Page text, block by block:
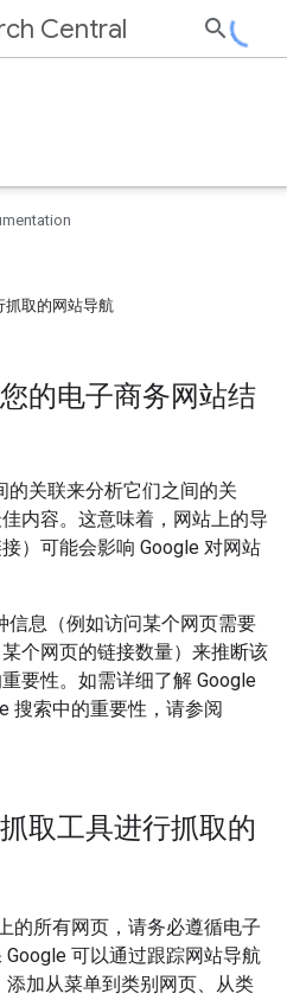
Central
抓取的网站导航
的电子商务网站结
的关联来分析它们之间的关
内容。这意味着，网站上的导
）可能会影响 Google 对网站
信息（例如访问某个网页需要
个网页的链接数量）来推断该
要性。如需详细了解 Google
搜索中的重要性，请参阅
取工具进行抓取的
的所有网页，请务必遵循电子
可以通过跟踪网站导航
加从菜单到类别网页、从类